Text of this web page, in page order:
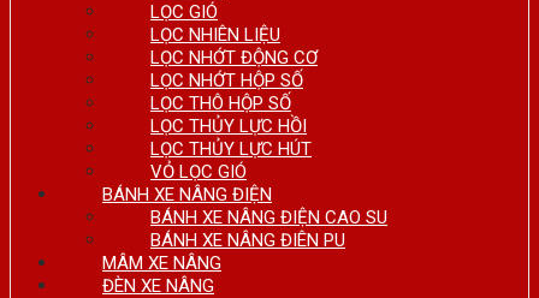
LỌC GIÓ
LỌC NHIÊN LIỆU
LỌC NHỚT ĐỘNG CƠ
LỌC NHỚT HỘP SỐ
LỌC THÔ HỘP SỐ
LỌC THỦY LỰC HỒI
LỌC THỦY LỰC HÚT
VỎ LỌC GIÓ
BÁNH XE NÂNG ĐIỆN
BÁNH XE NÂNG ĐIỆN CAO SU
BÁNH XE NÂNG ĐIÊN PU
MÂM XE NÂNG
ĐÈN XE NÂNG